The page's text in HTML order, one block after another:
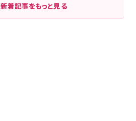
新着記事をもっと見る